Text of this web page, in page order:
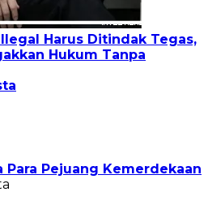
Harus Ditindak Tegas,
Hukum Tanpa
Para Pejuang Kemerdekaan